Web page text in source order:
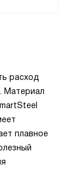
расход
Материал
плавное